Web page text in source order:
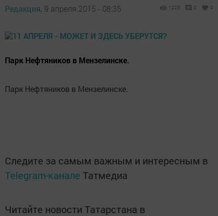
Редакция, 9 апреля 2015 - 08:35 1225 0 0
Парк Нефтяников в Мензелинске.
Парк Нефтяников в Мензелинске.
Следите за самым важным и интересным в
Telegram-канале Татмедиа
Читайте новости Татарстана в